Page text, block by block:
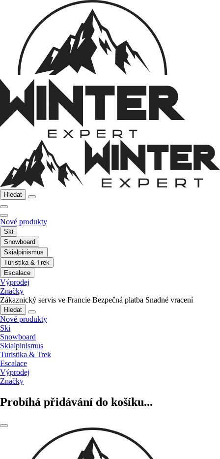
Hledat
Nové produkty
Ski
Snowboard
Skialpinismus
Turistika & Trek
Escalace
Výprodej
Značky
Zákaznický servis ve Francie Bezpečná platba Snadné vracení
Hledat
Nové produkty
Ski
Snowboard
Skialpinismus
Turistika & Trek
Escalace
Výprodej
Značky
Probíhá přidávání do košíku...